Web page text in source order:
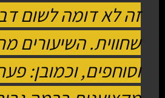
זה לא דומה לשום
שחווית. השיעורים
וסוחפים, וכמובן: